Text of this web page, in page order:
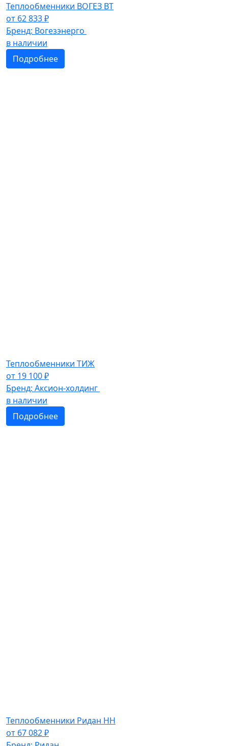
Теплообменники ВОГЕЗ ВТ
от 62 833₽
Бренд: Вогезэнерго
в наличии
Подробнее
Теплообменники ТИЖ
от 19 100₽
Бренд: Аксион-холдинг
в наличии
Подробнее
Теплообменники Ридан НН
от 67 082₽